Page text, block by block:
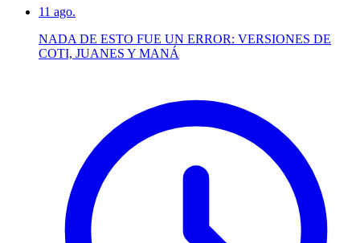
11 ago.
NADA DE ESTO FUE UN ERROR: VERSIONES DE
COTI, JUANES Y MANÁ